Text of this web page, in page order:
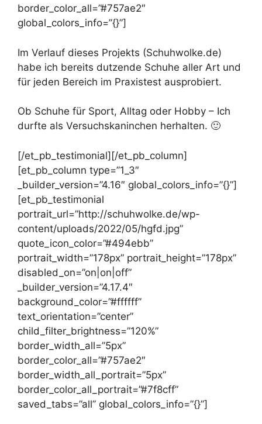
border_color_all=”#757ae2″
global_colors_info=”{}”]
Im Verlauf dieses Projekts (Schuhwolke.de)
habe ich bereits dutzende Schuhe aller Art und
für jeden Bereich im Praxistest ausprobiert.
Ob Schuhe für Sport, Alltag oder Hobby – Ich
durfte als Versuchskaninchen herhalten. 🙂
[/et_pb_testimonial][/et_pb_column]
[et_pb_column type=”1_3″
_builder_version=”4.16″ global_colors_info=”{}”]
[et_pb_testimonial
portrait_url=”http://schuhwolke.de/wp-
content/uploads/2022/05/hgfd.jpg”
quote_icon_color=”#494ebb”
portrait_width=”178px” portrait_height=”178px”
disabled_on=”on|on|off”
_builder_version=”4.17.4″
background_color=”#ffffff”
text_orientation=”center”
child_filter_brightness=”120%”
border_width_all=”5px”
border_color_all=”#757ae2″
border_width_all_portrait=”5px”
border_color_all_portrait=”#7f8cff”
saved_tabs=”all” global_colors_info=”{}”]